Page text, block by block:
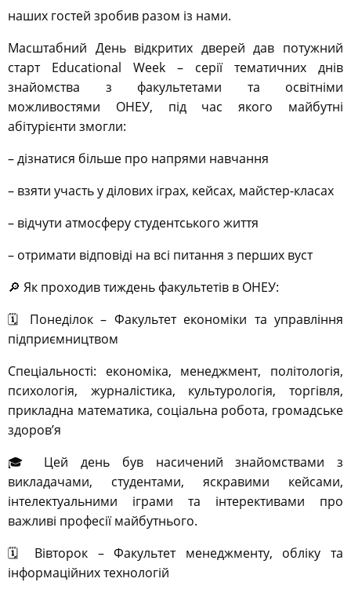
наших гостей зробив разом із нами.
Масштабний День відкритих дверей дав потужний
старт Educational Week – серії тематичних днів
знайомства з факультетами та освітніми
можливостями ОНЕУ, під час якого майбутні
абітурієнти змогли:
– дізнатися більше про напрями навчання
– взяти участь у ділових іграх, кейсах, майстер-класах
– відчути атмосферу студентського життя
– отримати відповіді на всі питання з перших вуст
🔎 Як проходив тиждень факультетів в ОНЕУ:
🗓️ Понеділок – Факультет економіки та управління
підприємництвом
Спеціальності: економіка, менеджмент, політологія,
психологія, журналістика, культурологія, торгівля,
прикладна математика, соціальна робота, громадське
здоров’я
🎓 Цей день був насичений знайомствами з
викладачами, студентами, яскравими кейсами,
інтелектуальними іграми та інтерективами про
важливі професії майбутнього.
🗓️ Вівторок – Факультет менеджменту, обліку та
інформаційних технологій